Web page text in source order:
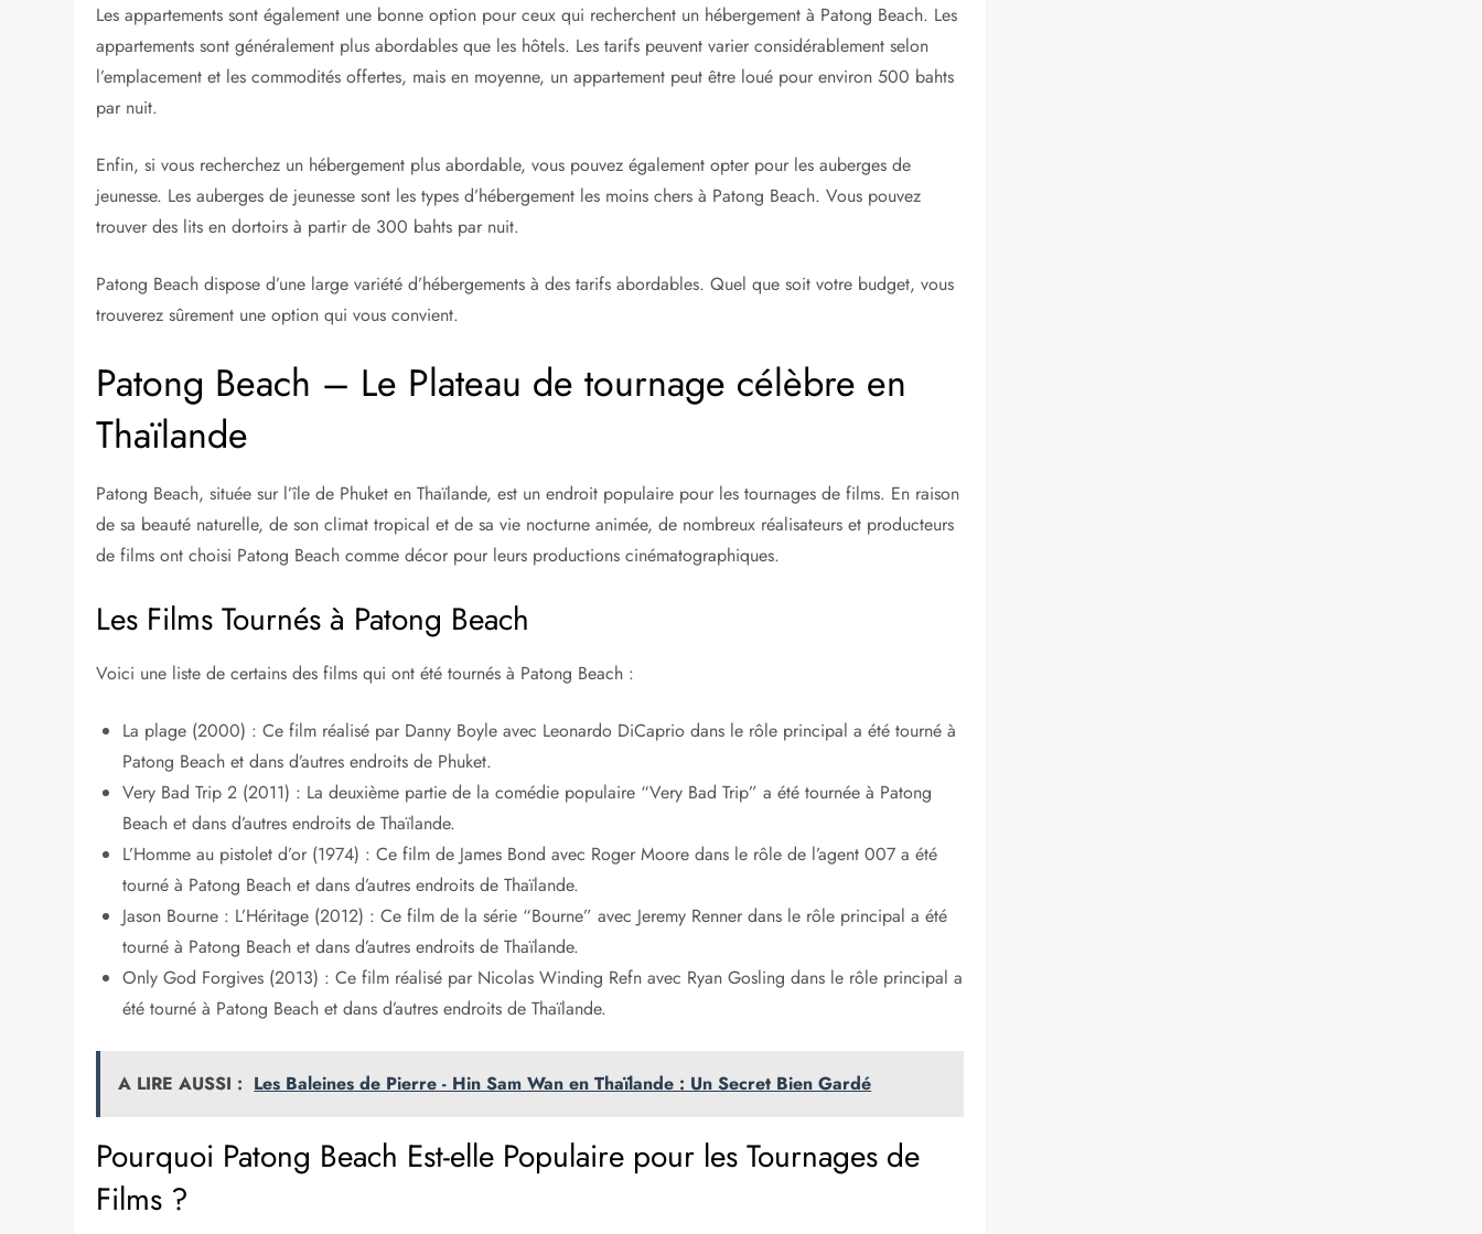
Les appartements sont également une bonne option pour ceux qui recherchent un hébergement à Patong Beach. Les
appartements sont généralement plus abordables que les hôtels. Les tarifs peuvent varier considérablement selon
l’emplacement et les commodités offertes, mais en moyenne, un appartement peut être loué pour environ 500 bahts
par nuit.
Enfin, si vous recherchez un hébergement plus abordable, vous pouvez également opter pour les auberges de
jeunesse. Les auberges de jeunesse sont les types d’hébergement les moins chers à Patong Beach. Vous pouvez
trouver des lits en dortoirs à partir de 300 bahts par nuit.
Patong Beach dispose d’une large variété d’hébergements à des tarifs abordables. Quel que soit votre budget, vous
trouverez sûrement une option qui vous convient.
Patong Beach – Le Plateau de tournage célèbre en
Thaïlande
Patong Beach, située sur l’île de Phuket en Thaïlande, est un endroit populaire pour les tournages de films. En raison
de sa beauté naturelle, de son climat tropical et de sa vie nocturne animée, de nombreux réalisateurs et producteurs
de films ont choisi Patong Beach comme décor pour leurs productions cinématographiques.
Les Films Tournés à Patong Beach
Voici une liste de certains des films qui ont été tournés à Patong Beach :
La plage (2000) : Ce film réalisé par Danny Boyle avec Leonardo DiCaprio dans le rôle principal a été tourné à
Patong Beach et dans d’autres endroits de Phuket.
Very Bad Trip 2 (2011) : La deuxième partie de la comédie populaire “Very Bad Trip” a été tournée à Patong
Beach et dans d’autres endroits de Thaïlande.
L’Homme au pistolet d’or (1974) : Ce film de James Bond avec Roger Moore dans le rôle de l’agent 007 a été
tourné à Patong Beach et dans d’autres endroits de Thaïlande.
Jason Bourne : L’Héritage (2012) : Ce film de la série “Bourne” avec Jeremy Renner dans le rôle principal a été
tourné à Patong Beach et dans d’autres endroits de Thaïlande.
Only God Forgives (2013) : Ce film réalisé par Nicolas Winding Refn avec Ryan Gosling dans le rôle principal a
été tourné à Patong Beach et dans d’autres endroits de Thaïlande.
A LIRE AUSSI : Les Baleines de Pierre - Hin Sam Wan en Thaïlande : Un Secret Bien Gardé
Pourquoi Patong Beach Est-elle Populaire pour les Tournages de
Films ?